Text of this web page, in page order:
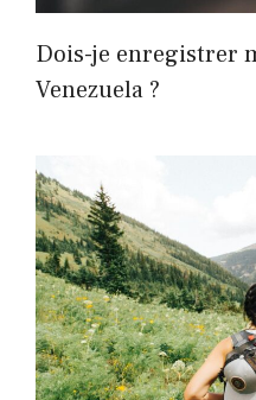
Dois-je enregistrer
Venezuela ?